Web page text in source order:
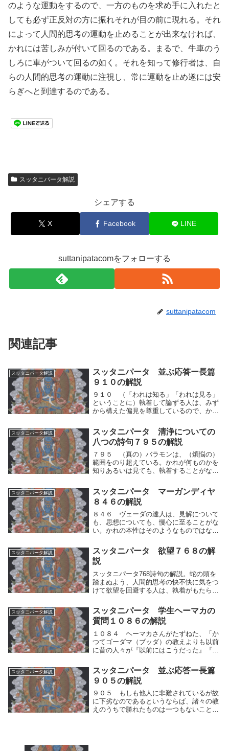
のような運動をするので、一方のものを求め手に入れたと
しても必ず正反対の方に振れそれが目の前に現れる。それ
によって人間的思考の運動を止めることが出来なければ、
かれには苦しみが付いて回るのである。まるで、牛車のう
しろに車がついて回るの如く。それを知って修行者は、自
らの人間的思考の運動に注視し、常に運動を止め遂には安
らぎへと到達するのである。
スッタニパータ解説
シェアする
X Facebook LINE
suttanipatacomをフォローする
suttanipatacom
関連記事
スッタニパータ解説
スッタニパータ 並ぶ応答ー長篇
９１０の解説
９１０ （「われは知る」「われは見る」
ということに）執着して論ずる人は、みず
から構えた偏見を尊重しているので、かれ
ることがらのみ適正であると説き、そのこ
とがらに（のみ）清浄（となる道）を認め
る論者は、そ...
スッタニパータ解説
スッタニパータ 清浄についての
八つの詩句７９５の解説
７９５ （真の）バラモンは、（煩悩の）
範囲をのり超えている。かれが何ものかを
知りあるいは見ても、執着することがな
貪ることもない。かれは（この世ではこれ
が最上のものである）と固執することもな
い。真の修行者...
スッタニパータ解説
スッタニパータ マーガンディヤ
８４６の解説
８４６ ヴェーダの達人は、見解について
も、思想についても、慢心に至ることがな
い。かれの本性はそのようなものではない
導かれないし、また伝統的な学問によって
も導かれない。かれは執着の巣窟に導きい
れられること...
スッタニパータ解説
スッタニパータ 欲望７６８の解
説
スッタニパータ768詩句の解説。蛇の頭を
踏まぬよう、人間的思考の快不快に気をつ
けて欲望を回避する人は、執着がもたらす
スッタニパータ解説
スッタニパータ 学生ヘーマカの
質問１０８６の解説
１０８４ ヘーマカさんがたずねた、「か
つてゴーダマ（ブッダ）の教えよりも以前
に昔の人々が『以前にはこうだった』『未
しに説き明かしたことは、すべて伝え聞く
にすぎません。それはすべて思索の紛糾
（ふんきゅう）...
スッタニパータ解説
スッタニパータ 並ぶ応答ー長篇
９０５の解説
９０５ もしも他人に非難されているが故
に下劣なのであるというならば、諸々の教
えのうちで勝れたものは一つもないことに